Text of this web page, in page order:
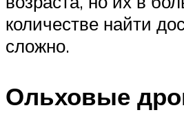
количестве найти
сложно.
Ольховые